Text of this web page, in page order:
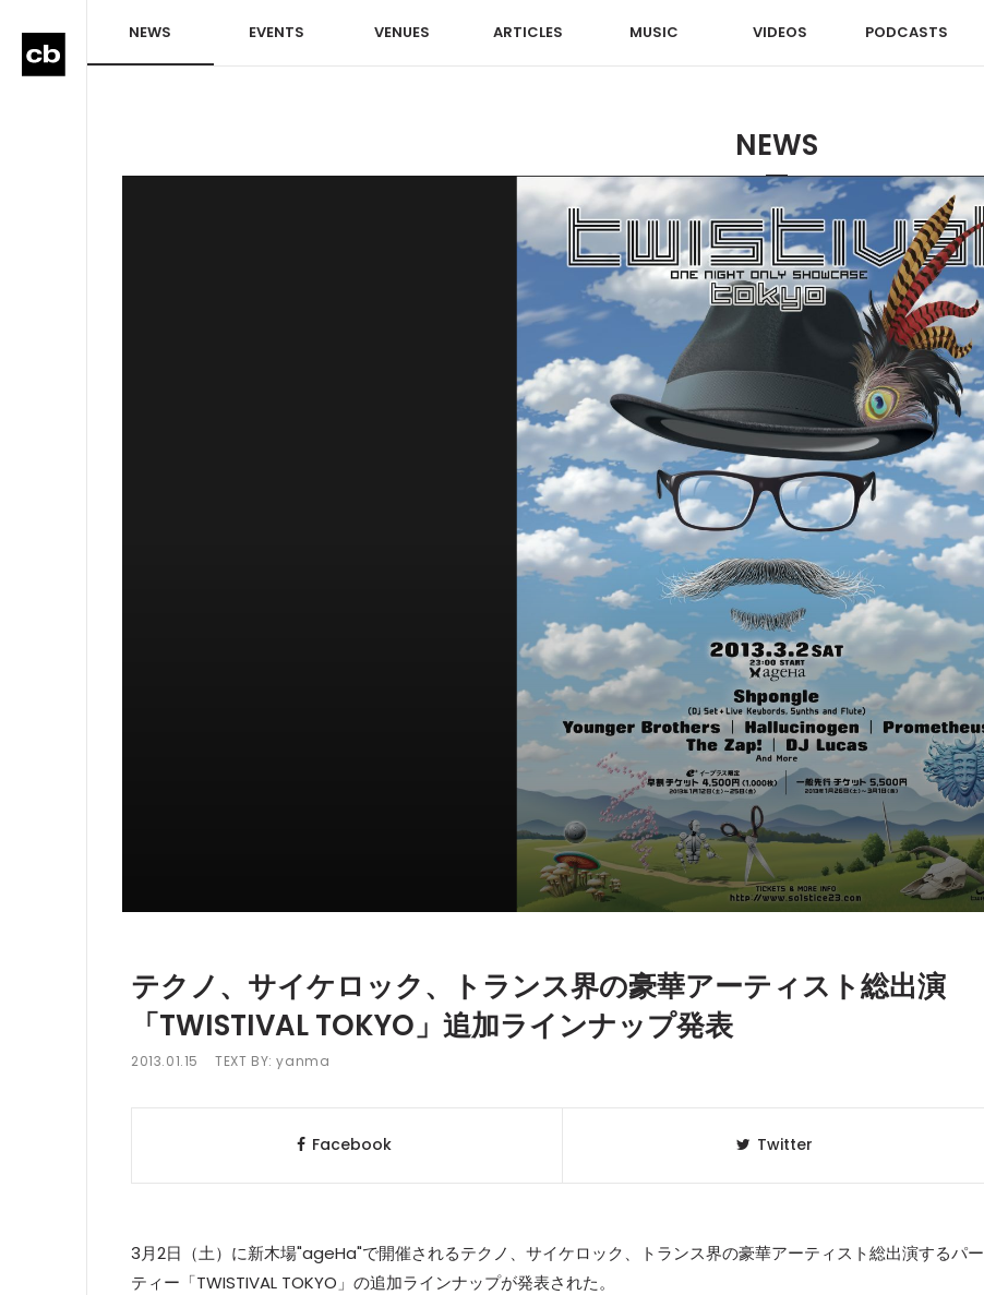
NEWS EVENTS VENUES ARTICLES MUSIC VIDEOS PODCASTS
NEWS
テクノ、サイケロック、トランス界の豪華アーティスト総出演
「TWISTIVAL TOKYO」追加ラインナップ発表
2013.01.15 TEXT BY:yanma
Facebook Twitter
3月2日（土）に新木場"ageHa"で開催されるテクノ、サイケロック、トランス界の豪華アーティスト総出演するパー
ティー「TWISTIVAL TOKYO」の追加ラインナップが発表された。